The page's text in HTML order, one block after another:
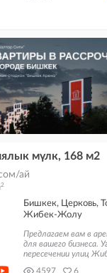
мүлк, 168 м2
ай
2
Бишкек, Церковь,
Жибек-Жолу
Предлагаем вам в
для вашего бизнеса.
пересечении улиц
4597
6